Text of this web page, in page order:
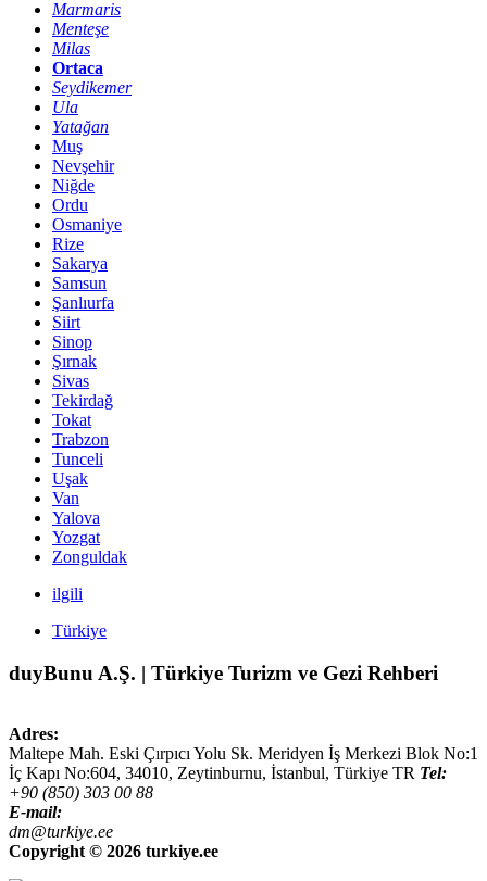
Marmaris
Menteşe
Milas
Ortaca
Seydikemer
Ula
Yatağan
Muş
Nevşehir
Niğde
Ordu
Osmaniye
Rize
Sakarya
Samsun
Şanlıurfa
Siirt
Sinop
Şırnak
Sivas
Tekirdağ
Tokat
Trabzon
Tunceli
Uşak
Van
Yalova
Yozgat
Zonguldak
ilgili
Türkiye
duyBunu A.Ş. | Türkiye Turizm ve Gezi Rehberi
Adres:
Maltepe Mah. Eski Çırpıcı Yolu Sk. Meridyen İş Merkezi Blok No:1
İç Kapı No:604, 34010, Zeytinburnu, İstanbul, Türkiye TR Tel:
+90 (850) 303 00 88
E-mail:
dm@turkiye.ee
Copyright © 2026 turkiye.ee